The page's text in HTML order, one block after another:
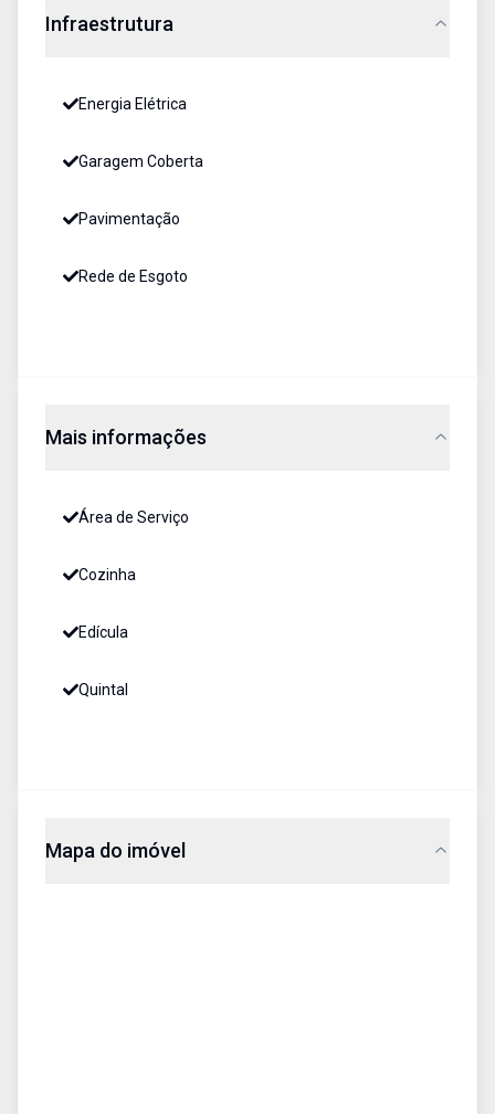
Infraestrutura
Energia Elétrica
Garagem Coberta
Pavimentação
Rede de Esgoto
Mais informações
Área de Serviço
Cozinha
Edícula
Quintal
Mapa do imóvel